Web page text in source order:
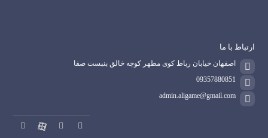
ارتباط با ما
اصفهان خیابان رباط کوی مطهر کوچه خالق بنبست صفا
09357880851
admin.aligame@gmail.com